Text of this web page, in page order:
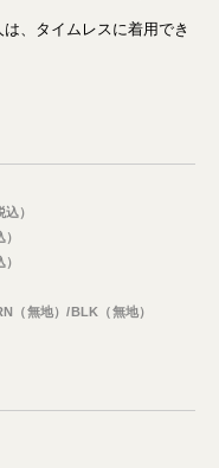
、タイムレスに着用でき
）
（無地）/BLK（無地）